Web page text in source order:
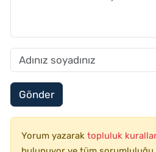
Gönder
Yorum yazarak topluluk